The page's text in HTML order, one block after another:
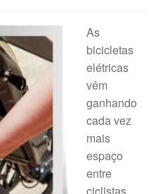
As
bicicletas
elétricas
vêm
ganhando
cada vez
mais
espaço
entre
ciclistas